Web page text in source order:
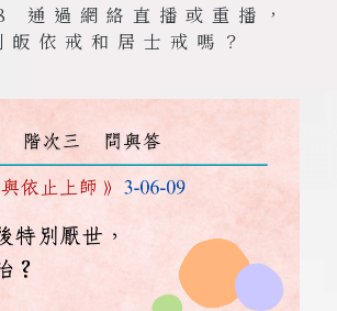
過網絡直播或重播，
皈依戒和居士戒嗎？